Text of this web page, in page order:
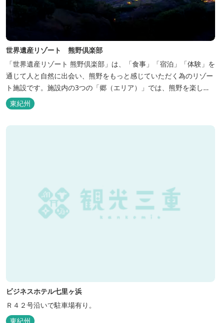
世界遺産リゾート 熊野倶楽部
「世界遺産リゾート 熊野倶楽部」は、「食事」「宿泊」「体験」を
通じて人と自然に出会い、熊野をもっと感じていただく為のリゾー
ト施設です。施設内の3つの「郷（エリア）」では、熊野を楽しむ
為の多彩なイベンを開催。施設内のいたるところに、熊野灘の青い
海や雄大な夕日の大パノラマ等、大自然を感じていただけるよう設
東紀州
ビジネスホテル七里ヶ浜
Ｒ４２号沿いで駐車場有り。
東紀州